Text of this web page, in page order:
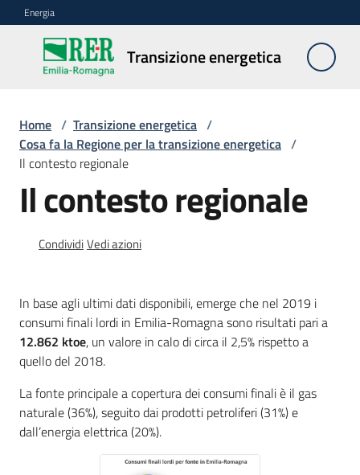
Vai al contenuto
Vai alla navigazione
Vai al footer
Energia
Transizione energetica
Transizione
energetica
Biometano
Idrogeno
verde
Innovazione
transizione
energetica
Low
Carbon
economy
Home / Transizione energetica /
Cosa fa la Regione per la transizione energetica /
Il contesto regionale
Il contesto regionale
CondividiVedi azioni
In base agli ultimi dati disponibili, emerge che nel 2019 i
consumi finali lordi in Emilia-Romagna sono risultati pari a
12.862 ktoe, un valore in calo di circa il 2,5% rispetto a
quello del 2018.
La fonte principale a copertura dei consumi finali è il gas
naturale (36%), seguito dai prodotti petroliferi (31%) e
dall’energia elettrica (20%).